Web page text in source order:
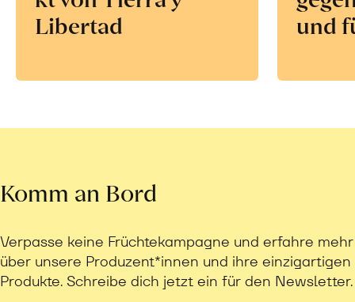
Libertad
und
Komm an Bord
Verpasse keine Früchtekampagne und erfahre mehr
über unsere Produzent*innen und ihre einzigartigen
Produkte. Schreibe dich jetzt ein für den Newsletter.